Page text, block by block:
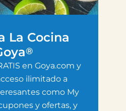
La Cocina
®
en Goya.com y
ilimitado a
como My
y ofertas, y